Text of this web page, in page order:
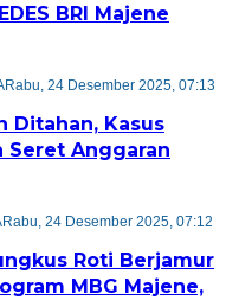
BRI Majene
Rabu, 24 Desember 2025, 07:13
Ditahan, Kasus
Seret Anggaran
Rabu, 24 Desember 2025, 07:12
Roti Berjamur
MBG Majene,